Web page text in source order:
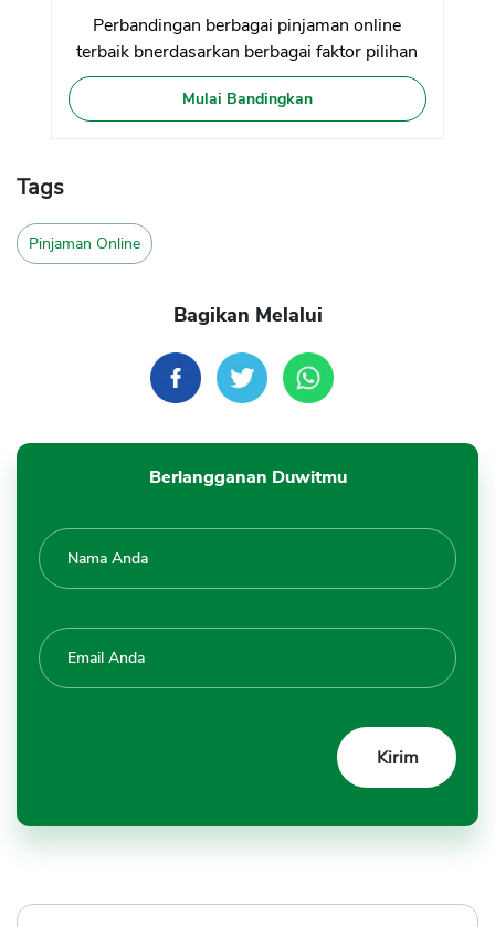
Perbandingan berbagai pinjaman online
terbaik bnerdasarkan berbagai faktor pilihan
Mulai Bandingkan
Tags
Pinjaman Online
Bagikan Melalui
Berlangganan Duwitmu